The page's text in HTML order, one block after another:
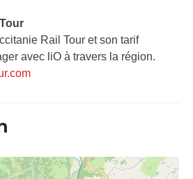
Rail Tour et son tarif
avec liO à travers la région.